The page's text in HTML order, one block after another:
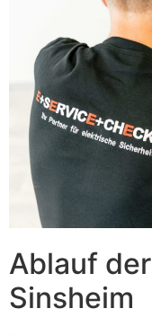
Ablauf
Sinsheim